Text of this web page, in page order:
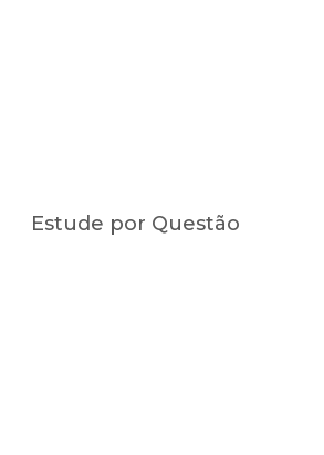
Estude por Questão